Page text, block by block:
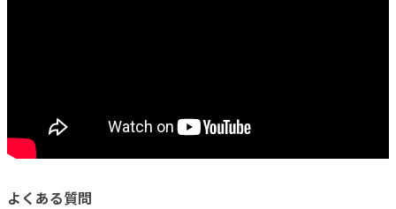
よくある質問